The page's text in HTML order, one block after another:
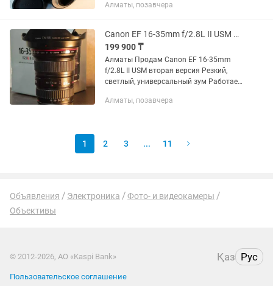
работу Так же есть другие объективы,
Алматы, позавчера
Canon EF 16-35mm f/2.8L II USM Идеал
199 900 ₸
Алматы Продам Canon EF 16-35mm
f/2.8L II USM вторая версия Резкий,
светлый, универсальный зум Работает
Алматы, позавчера
1 2 3 ... 11
Объявления Электроника
Фото- и видеокамеры
Объективы
© 2012-2026, АО «Kaspi Bank» Қаз Рус
Пользовательское соглашение